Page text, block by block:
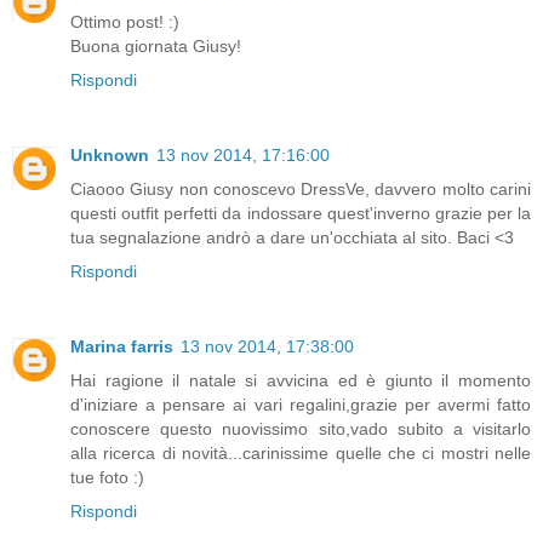
Ottimo post! :)
Buona giornata Giusy!
Rispondi
Unknown 13 nov 2014, 17:16:00
Ciaooo Giusy non conoscevo DressVe, davvero molto carini
questi outfit perfetti da indossare quest'inverno grazie per la
tua segnalazione andrò a dare un'occhiata al sito. Baci <3
Rispondi
Marina farris 13 nov 2014, 17:38:00
Hai ragione il natale si avvicina ed è giunto il momento
d'iniziare a pensare ai vari regalini,grazie per avermi fatto
conoscere questo nuovissimo sito,vado subito a visitarlo
alla ricerca di novità...carinissime quelle che ci mostri nelle
tue foto :)
Rispondi